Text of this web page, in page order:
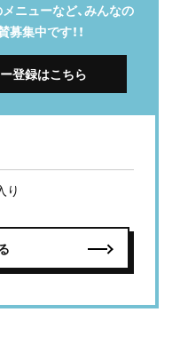
ニューなど、みんなの
募集中です！！
登録はこちら
り